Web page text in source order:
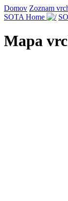
Domov Zoznam
SOTA Home
Mapa